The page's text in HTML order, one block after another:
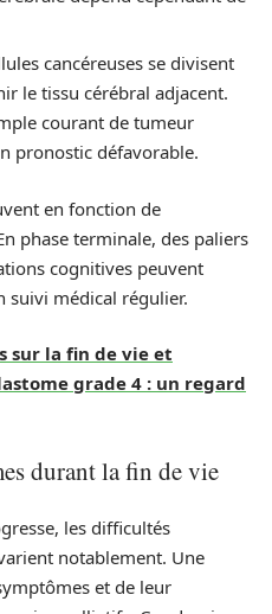
cancéreuses se divisent
le tissu cérébral adjacent.
courant de tumeur
pronostic défavorable.
en fonction de
phase terminale, des paliers
cognitives peuvent
suivi médical régulier.
sur la fin de vie et
grade 4 : un regard
durant la fin de vie
les difficultés
notablement. Une
et de leur